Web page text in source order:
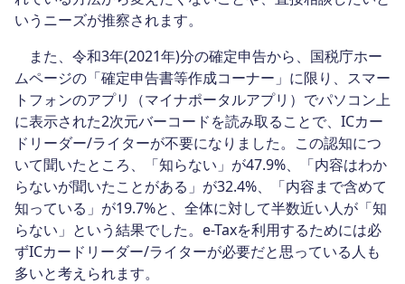
いうニーズが推察されます。
また、令和3年(2021年)分の確定申告から、国税庁ホー
ムページの「確定申告書等作成コーナー」に限り、スマー
トフォンのアプリ（マイナポータルアプリ）でパソコン上
に表示された2次元バーコードを読み取ることで、ICカー
ドリーダー/ライターが不要になりました。この認知につ
いて聞いたところ、「知らない」が47.9%、「内容はわか
らないが聞いたことがある」が32.4%、「内容まで含めて
知っている」が19.7%と、全体に対して半数近い人が「知
らない」という結果でした。e-Taxを利用するためには必
ずICカードリーダー/ライターが必要だと思っている人も
多いと考えられます。